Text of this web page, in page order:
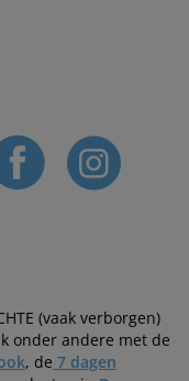
(vaak verborgen)
onder andere met de
, de 7 dagen